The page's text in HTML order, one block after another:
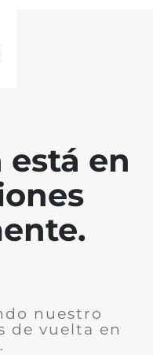
en
nuestro
de vuelta en